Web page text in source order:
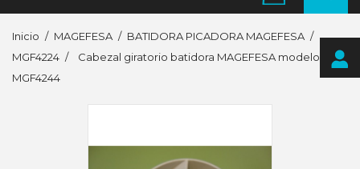
Inicio MAGEFESA
BATIDORA PICADORA MAGEFESA
MGF4224
Cabezal giratorio batidora MAGEFESA modelo
MGF4244